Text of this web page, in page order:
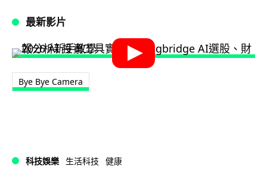
最新影片
Bye Bye Camera
科技娛樂 生活科技 健康